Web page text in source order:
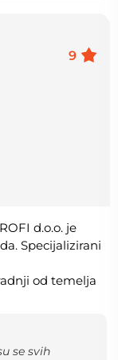
9
d.o.o. je
Specijalizirani
od temelja
se svih